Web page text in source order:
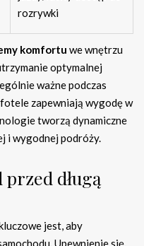
rozrywki
komfortu we wnętrzu
optymalnej
ważne podczas
zapewniają wygodę w
tworzą dynamiczne
i wygodnej podróży.
przed długą
jest, aby
Upewnienie się,